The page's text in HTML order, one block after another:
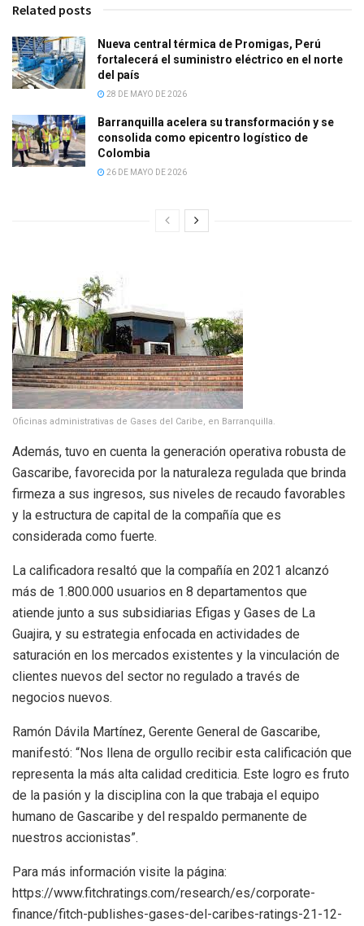
Related posts
Nueva central térmica de Promigas, Perú
fortalecerá el suministro eléctrico en el norte
del país
28 DE MAYO DE 2026
Barranquilla acelera su transformación y se
consolida como epicentro logístico de
Colombia
26 DE MAYO DE 2026
Oficinas administrativas de Gases del Caribe, en Barranquilla.
Además, tuvo en cuenta la generación operativa robusta de
Gascaribe, favorecida por la naturaleza regulada que brinda
firmeza a sus ingresos, sus niveles de recaudo favorables
y la estructura de capital de la compañía que es
considerada como fuerte.
La calificadora resaltó que la compañía en 2021 alcanzó
más de 1.800.000 usuarios en 8 departamentos que
atiende junto a sus subsidiarias Efigas y Gases de La
Guajira, y su estrategia enfocada en actividades de
saturación en los mercados existentes y la vinculación de
clientes nuevos del sector no regulado a través de
negocios nuevos.
Ramón Dávila Martínez, Gerente General de Gascaribe,
manifestó: “Nos llena de orgullo recibir esta calificación que
representa la más alta calidad crediticia. Este logro es fruto
de la pasión y la disciplina con la que trabaja el equipo
humano de Gascaribe y del respaldo permanente de
nuestros accionistas”.
Para más información visite la página:
https://www.fitchratings.com/research/es/corporate-
finance/fitch-publishes-gases-del-caribes-ratings-21-12-